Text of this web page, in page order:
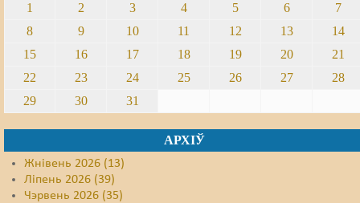
1 2 3 4 5 6
7
8
9 10 11 12 13
14
15
16 17 18 19 20
21
22
23 24 25 26 27
28
29
30 31
АРХІЎ
Жнівень 2026 (13)
Ліпень 2026 (39)
Чэрвень 2026 (35)